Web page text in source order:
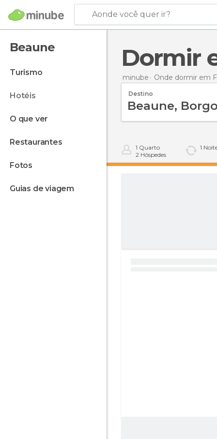
Aonde você quer ir?
Beaune
turismo
hotéis
o que ver
restaurantes
fotos
guias de viagem
Dormir
minube Onde dormir em
Destino
1 Quarto
2 Hóspedes
1